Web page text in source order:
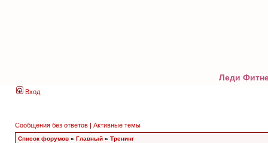
Леди
Вход
Сообщения без ответов | Активные темы
Список форумов » Главный » Тренинг